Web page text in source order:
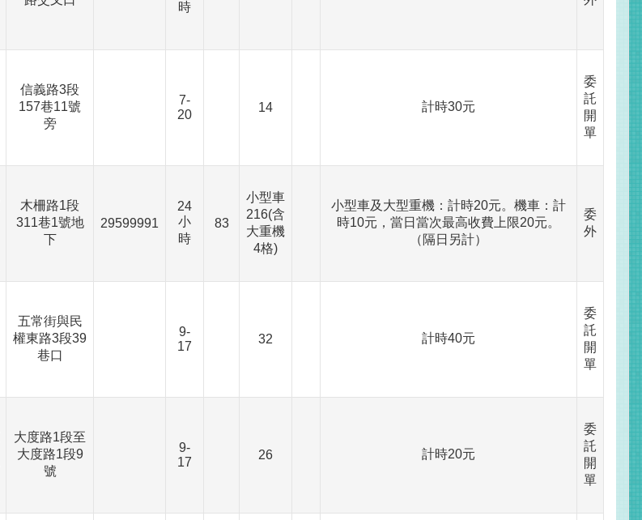
時
信義路3段
157巷11號
旁
7-
20
14 計時30元
委
託
開
單
木柵路1段
311巷1號地
下
29599991
24
小
時
83
小型車
216(含
大重機
4格)
小型車及大型重機：計時20元。機車：計
時10元，當日當次最高收費上限20元。
（隔日另計）
委
外
五常街與民
權東路3段39
巷口
9-
17
32 計時40元
委
託
開
單
大度路1段至
大度路1段9
號
9-
17
26 計時20元
委
託
開
單